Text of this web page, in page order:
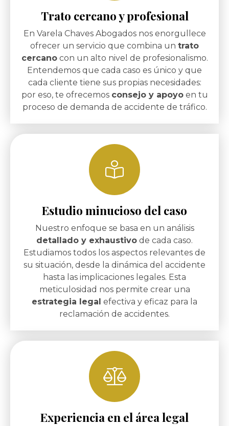
Trato cercano y profesional
En Varela Chaves Abogados nos enorgullece
ofrecer un servicio que combina un trato
cercanocon un alto nivel de profesionalismo.
Entendemos que cada caso es único y que
cada cliente tiene sus propias necesidades:
por eso, te ofrecemos consejo y apoyoen tu
proceso de demanda de accidente de tráfico.
Estudio minucioso del caso
Nuestro enfoque se basa en un análisis
detallado y exhaustivo de cada caso.
Estudiamos todos los aspectos relevantes de
su situación, desde la dinámica del accidente
hasta las implicaciones legales. Esta
meticulosidad nos permite crear una
estrategia legal efectiva y eficaz para la
reclamación de accidentes.
Experiencia en el área legal